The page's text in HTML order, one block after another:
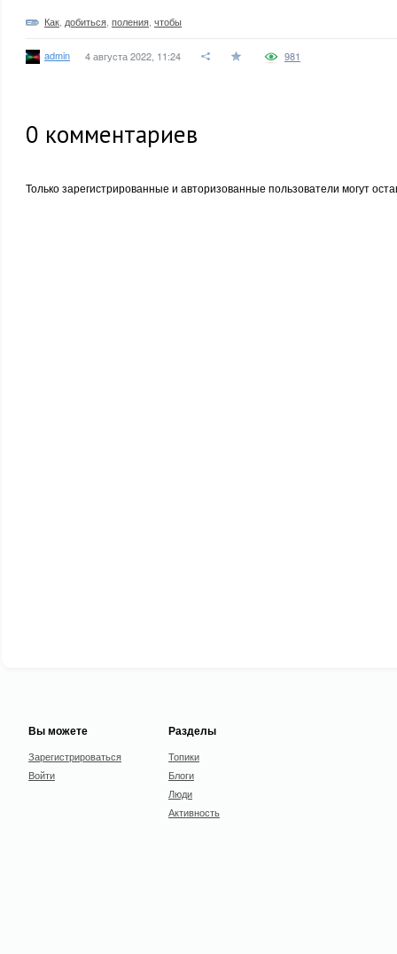
Как добиться поления чтобы
admin 4 августа 2022, 11:24 981
0 комментариев
Только зарегистрированные и авторизованные пользователи могут
Вы можете
Зарегистрироваться
Войти
Разделы
Топики
Блоги
Люди
Активность